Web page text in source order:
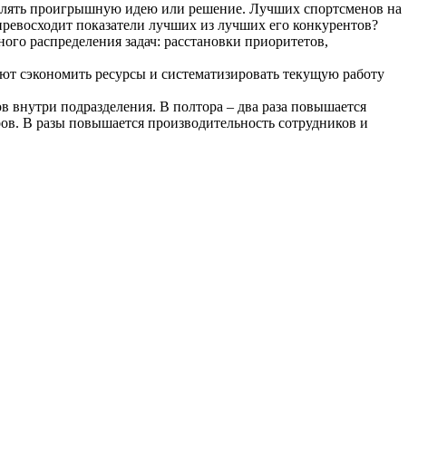
проигрышную идею или решение. Лучших спортсменов на
показатели лучших из лучших его конкурентов?
распределения задач: расстановки приоритетов,
ресурсы и систематизировать текущую работу
внутри подразделения. В полтора – два раза повышается
В разы повышается производительность сотрудников и